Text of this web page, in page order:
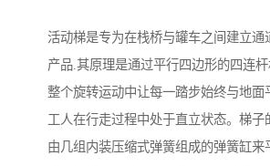
活动梯是专为在栈桥与罐车之间建立通
产品.其原理是通过平行四边形的四连
整个旋转运动中让每一踏步始终与地面
工人在行走过程中处于直立状态。梯子
由几组内装压缩式弹簧组成的弹簧缸来